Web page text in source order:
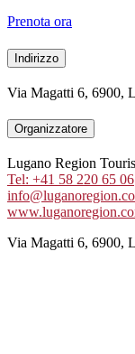
Prenota ora
Indirizzo
Via Magatti 6, 6900,
Organizzatore
Lugano Region
Tel: +41 58 220 65 06
Via Magatti 6, 6900,